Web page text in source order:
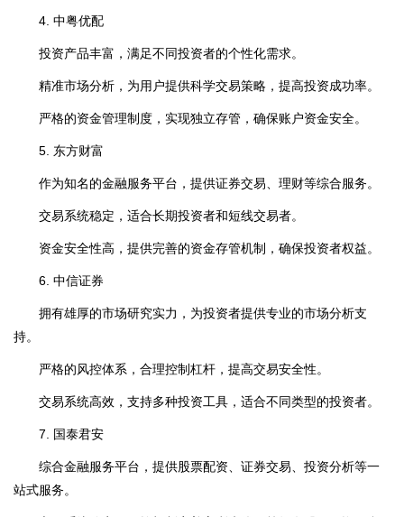
4. 中粤优配
投资产品丰富，满足不同投资者的个性化需求。
精准市场分析，为用户提供科学交易策略，提高投资成功率。
严格的资金管理制度，实现独立存管，确保账户资金安全。
5. 东方财富
作为知名的金融服务平台，提供证券交易、理财等综合服务。
交易系统稳定，适合长期投资者和短线交易者。
资金安全性高，提供完善的资金存管机制，确保投资者权益。
6. 中信证券
拥有雄厚的市场研究实力，为投资者提供专业的市场分析支
持。
严格的风控体系，合理控制杠杆，提高交易安全性。
交易系统高效，支持多种投资工具，适合不同类型的投资者。
7. 国泰君安
综合金融服务平台，提供股票配资、证券交易、投资分析等一
站式服务。